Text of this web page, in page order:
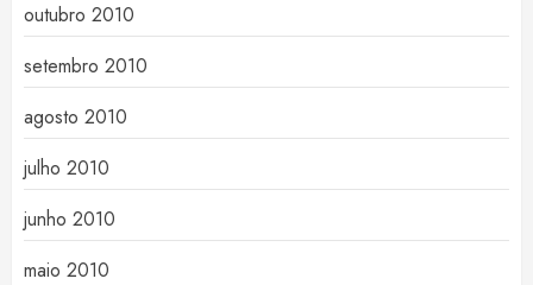
outubro 2010
setembro 2010
agosto 2010
julho 2010
junho 2010
maio 2010